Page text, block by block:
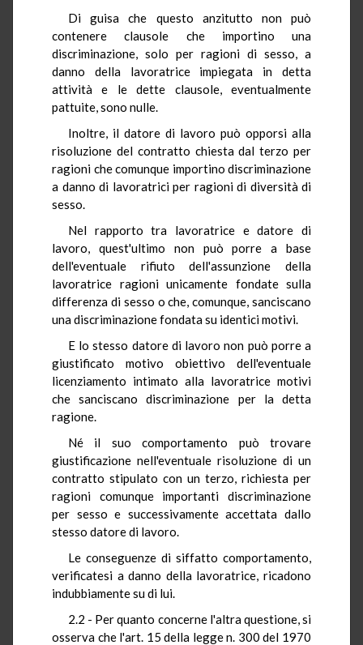
Di guisa che questo anzitutto non può
contenere clausole che importino una
discriminazione, solo per ragioni di sesso, a
danno della lavoratrice impiegata in detta
attività e le dette clausole, eventualmente
pattuite, sono nulle.
Inoltre, il datore di lavoro può opporsi alla
risoluzione del contratto chiesta dal terzo per
ragioni che comunque importino discriminazione
a danno di lavoratrici per ragioni di diversità di
sesso.
Nel rapporto tra lavoratrice e datore di
lavoro, quest'ultimo non può porre a base
dell'eventuale rifiuto dell'assunzione della
lavoratrice ragioni unicamente fondate sulla
differenza di sesso o che, comunque, sanciscano
una discriminazione fondata su identici motivi.
E lo stesso datore di lavoro non può porre a
giustificato motivo obiettivo dell'eventuale
licenziamento intimato alla lavoratrice motivi
che sanciscano discriminazione per la detta
ragione.
Né il suo comportamento può trovare
giustificazione nell'eventuale risoluzione di un
contratto stipulato con un terzo, richiesta per
ragioni comunque importanti discriminazione
per sesso e successivamente accettata dallo
stesso datore di lavoro.
Le conseguenze di siffatto comportamento,
verificatesi a danno della lavoratrice, ricadono
indubbiamente su di lui.
2.2 - Per quanto concerne l'altra questione, si
osserva che l'art. 15 della legge n. 300 del 1970